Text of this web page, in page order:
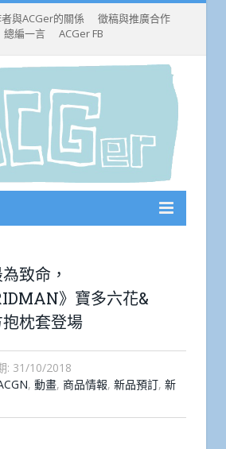
與ACGer的關係
徵稿與推廣合作
總編一言
ACGer FB
致命，
》寶多六花&
枕套登場
: 31/10/2018
, 動畫, 商品情報, 新品預訂, 新